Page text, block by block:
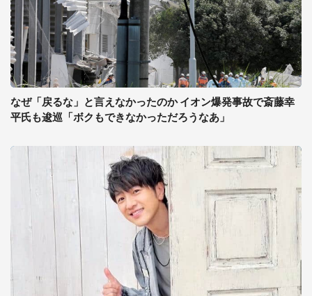
なぜ「戻るな」と言えなかったのか イオン爆発事故で斎藤幸
平氏も逡巡「ボクもできなかっただろうなあ」